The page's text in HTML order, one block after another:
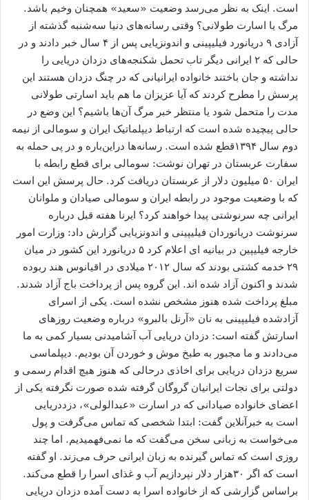
است. اینک به نظر می‌رسد وضعیت «سعید» همچنان وخیم باشد.
مرگ یا اسارت طولانی؟ وقتی رسانه‌های دنیا سه‌شنبه گذشته از
آزادی ۹ دریانورد فیلیپینی و اندونزیایی پس از ۴ سال خبر دادند و در
حالی که ۲ ایرانی دیگر تاب تحمل شکنجه‌های دزدان دریایی را
نداشته و جان باختند خانواده ایرانیانی که در چنگ دزدان هستند این
پرسش را مطرح کردند که آیا عزیزان ما هم باید اسارتی طولانی
مدت را متحمل شود یا منتظر خبر مرگ آن‌ها باشیم؟ این وضع در
حالی پیچیده شده است که ارتباط دیپلماتیک ایران و سومالی از نیمه
دوم سال ۱۳۹۴قطع شده است. رسانه‌ها دراین‌باره و در پی حمله به
سفارت عربستان در تهران نوشت: سومالی برای قطع رابطه با
ایران ۵۰ میلیون دلار از عربستان دریافت کرد. حال پرسش این است
که با وضعیت موجود در رابطه ایران و سومالی صیادان و ملوانان
ایرانی چه سرنوشتی پیدا خواهند کرد؟ ایرنا هفته قبل درباره
سرنوشت دریانوردان فیلیپینی و اندونزیایی گزارش داد: وزارت امور
خارجه فیلیپین در بیانیه ای اعلام کرد ۵ دریانورد این کشور در میان
۲۹ خدمه کشتی بودند که سال ۲۰۱۲ میلادی در اقیانوس هند ربوده
شدند و اکنون آزاد شده اند. این گروه پس از پرداخت باج آزاد شدند.
مبلغ پرداخت شده هنوز مشخص نشده است. یکی از اسرای
آزادشده فیلیپینی به نان «آرنل بالبرو» درباره وضعیت روزهای
اسارتش گفته است: دزدان دریایی آب آشامیدنی بسیار کمی به ما
می‌دادند و ما مجبور به طبخ موش و خوردن آن بودیم. دیپلماسی
سریع دزدان دریایی برای اخاذی درحالی که هنوز هیچ اقدام رسمی و
دولتی برای نجات ایرانیان گروگان گرفته شده صورت نگرفته یکی از
اعضای خانواده صیادانی که در اسارت «عبدالولی»، دزددریایی
است به خبرآنلاین گفت: ابتدا شخصی که تماس می‌گرفت و پول
می‌خواست به زبانی سخن می‌گفت که ما نمی‌فهمیدیم. اما چند
روزی است که تماس گیرنده به زبان ایرانی حرف می‌زند. او گفته
است که اگر ۳۰هزار دلار نپردازیم آب و غذای اسرا را قطع می‌کند.
براساس گزارشی که از خانواده اسرا به دست آمده دزدان دریایی